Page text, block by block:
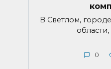
В Светлом,
0